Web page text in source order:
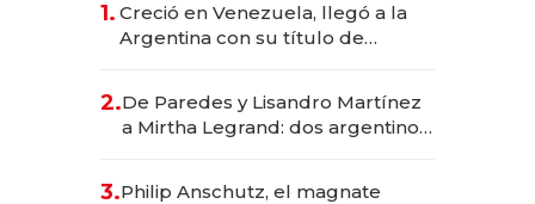
1. Creció en Venezuela, llegó a la
Argentina con su título de
las marcas "fast premium"
2.De Paredes y Lisandro Martínez
a Mirtha Legrand: dos argentinos
3.Philip Anschutz, el magnate